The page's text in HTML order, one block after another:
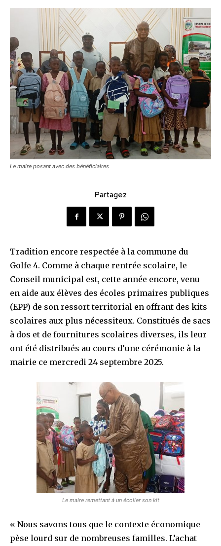
Le maire posant avec des bénéficiaires
Partagez
Tradition encore respectée à la commune du
Golfe 4. Comme à chaque rentrée scolaire, le
Conseil municipal est, cette année encore, venu
en aide aux élèves des écoles primaires publiques
(EPP) de son ressort territorial en offrant des kits
scolaires aux plus nécessiteux. Constitués de sacs
à dos et de fournitures scolaires diverses, ils leur
ont été distribués au cours d’une cérémonie à la
mairie ce mercredi 24 septembre 2025.
Le maire remettant à un écolier son kit
« Nous savons tous que le contexte économique
pèse lourd sur de nombreuses familles. L’achat